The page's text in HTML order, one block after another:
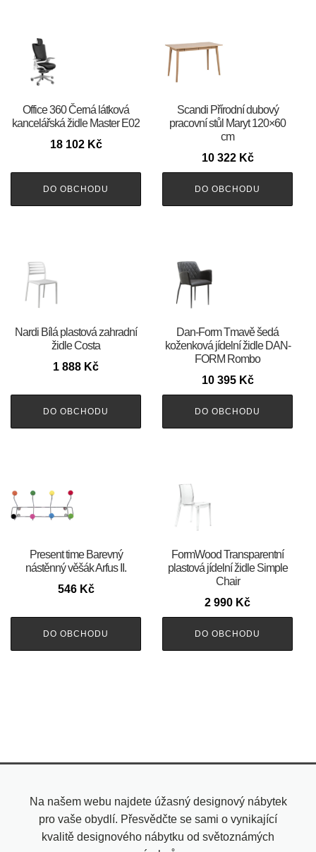
Office 360 Černá látková
kancelářská židle Master E02
18 102 Kč
DO OBCHODU
Scandi Přírodní dubový
pracovní stůl Maryt 120×60
cm
10 322 Kč
DO OBCHODU
Nardi Bílá plastová zahradní
židle Costa
1 888 Kč
DO OBCHODU
​​​​​Dan-Form Tmavě šedá
koženková jídelní židle DAN-
FORM Rombo
10 395 Kč
DO OBCHODU
Present time Barevný
nástěnný věšák Arfus II.
546 Kč
DO OBCHODU
FormWood Transparentní
plastová jídelní židle Simple
Chair
2 990 Kč
DO OBCHODU
Na našem webu najdete úžasný designový nábytek
pro vaše obydlí. Přesvědčte se sami o vynikající
kvalitě designového nábytku od světoznámých